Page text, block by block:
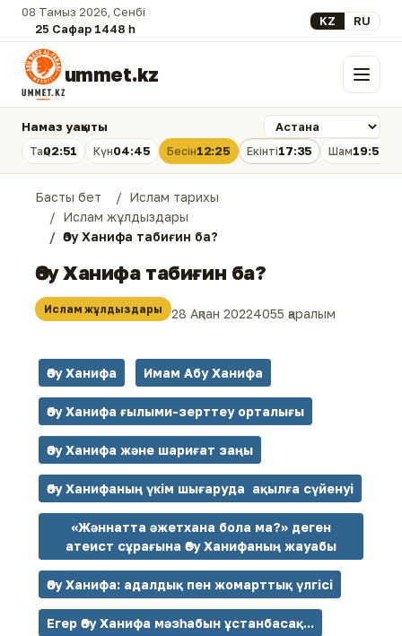
08 Тамыз 2026, Сенбі
25 Сафар 1448 һ.
Select your
KZ RU
ummet.kz Мәзір
Намаз уақыты
Таң02:51 Күн04:45 Бесін12:25 Екінті17:35 Шам19:54
Басты бет
Ислам тарихы
Ислам жұлдыздары
Әбу Ханифа табиғин ба?
Әбу Ханифа табиғин ба?
Ислам жұлдыздары 28 Ақпан 20224055 қаралым
Әбу Ханифа Имам Абу Ханифа
Әбу Ханифа ғылыми-зерттеу орталығы
Әбу Ханифа және шариғат заңы
Әбу Ханифаның үкім шығаруда ақылға сүйенуі
«Жәннатта әжетхана бола ма?» деген
атеист сұрағына Әбу Ханифаның жауабы
Әбу Ханифа: адалдық пен жомарттық үлгісі
Егер Әбу Ханифа мәзһабын ұстанбасақ...